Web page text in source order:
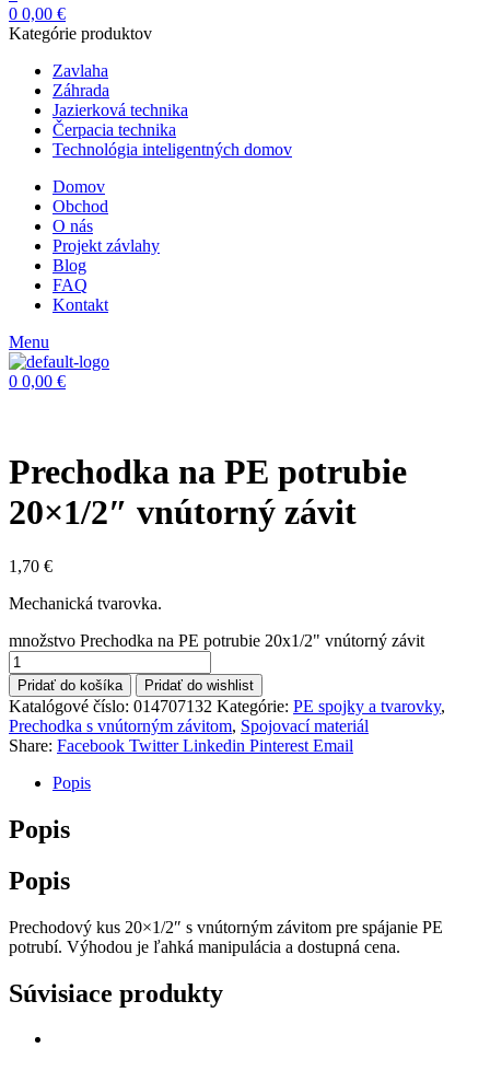
0 0,00 €
Kategórie produktov
Zavlaha
Záhrada
Jazierková technika
Čerpacia technika
Technológia inteligentných domov
Domov
Obchod
O nás
Projekt závlahy
Blog
FAQ
Kontakt
Menu
0 0,00 €
Prechodka na PE potrubie
20×1/2″ vnútorný závit
1,70 €
Mechanická tvarovka.
množstvo Prechodka na PE potrubie 20x1/2" vnútorný závit
Pridať do košíka Pridať do wishlist
Katalógové číslo: 014707132 Kategórie: PE spojky a tvarovky,
Prechodka s vnútorným závitom, Spojovací materiál
Share: Facebook Twitter Linkedin Pinterest Email
Popis
Popis
Popis
Prechodový kus 20×1/2″ s vnútorným závitom pre spájanie PE
potrubí. Výhodou je ľahká manipulácia a dostupná cena.
Súvisiace produkty